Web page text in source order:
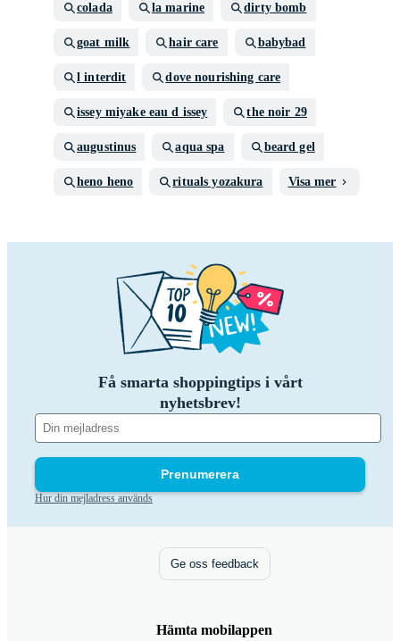
colada la marine dirty bomb
goat milk hair care babybad
l interdit dove nourishing care
issey miyake eau d issey the noir 29
augustinus aqua spa beard gel
heno heno rituals yozakura Visa mer
Få smarta shoppingtips i vårt
nyhetsbrev!
Prenumerera
Hur din mejladress används
Ge oss feedback
Hämta mobilappen